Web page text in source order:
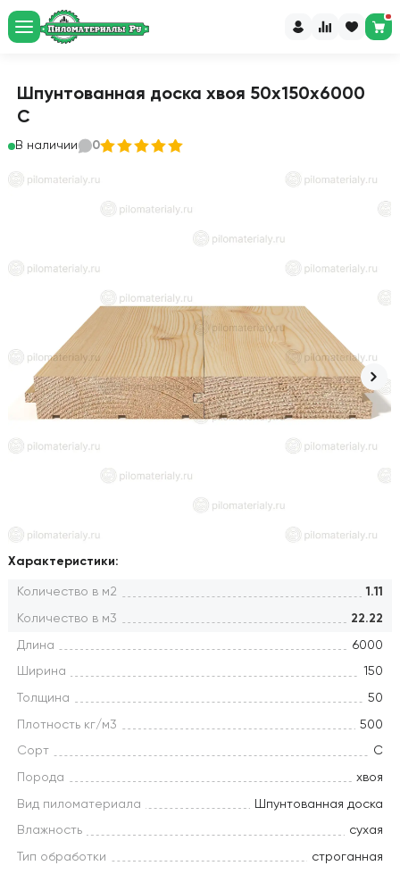
Шпунтованная доска хвоя 50х150х6000
С
В наличии 0
Характеристики:
Количество в м2 1.11
Количество в м3 22.22
Длина 6000
Ширина 150
Толщина 50
Плотность кг/м3 500
Сорт С
Порода хвоя
Вид пиломатериала Шпунтованная доска
Влажность сухая
Тип обработки строганная